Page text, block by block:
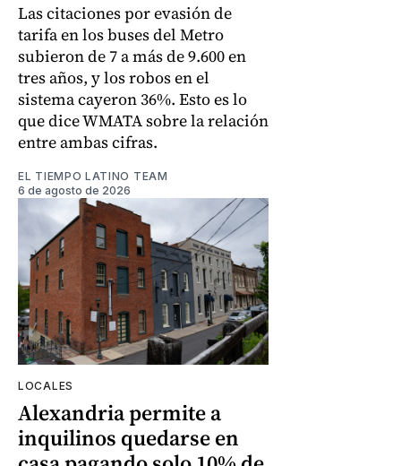
Las citaciones por evasión de
tarifa en los buses del Metro
subieron de 7 a más de 9.600 en
tres años, y los robos en el
sistema cayeron 36%. Esto es lo
que dice WMATA sobre la relación
entre ambas cifras.
EL TIEMPO LATINO TEAM
6 de agosto de 2026
LOCALES
Alexandria permite a
inquilinos quedarse en